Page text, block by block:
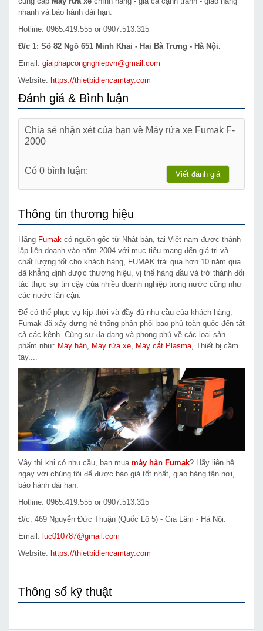
nhanh và bảo hành dài hạn.
Hotline: 0965.419.555 or 0907.513.315
Đ/c 1: Số 82 Ngõ 651 Minh Khai - Hai Bà Trưng - Hà Nội.
Email: giaiphapcongnghiepvn@gmail.com
Website: https://thietbidiencamtay.com
Đánh giá & Bình luận
Chia sẻ nhận xét của bạn về Máy rửa xe Fumak F-
2000
Có 0 bình luận: Viết đánh giá
Thông tin thương hiệu
Hãng Fumak có nguồn gốc từ Nhật bản, tại Việt nam được thành
lập liên doanh vào năm 2004 với mục tiêu mang đến giá trị và
chất lượng tốt cho khách hàng, FUMAK trải qua hơn 10 năm qua
đã khẳng định được thương hiệu, vị thế hàng đầu và trở thành đối
tác thực sự tin cậy của nhiều doanh nghiệp trong nước cũng như
các nước lân cận.
Để có thể phục vụ kịp thời và đầy đủ nhu cầu của khách hàng,
Fumak đã xây dựng hệ thống phân phối bao phủ toàn quốc đến tất
cả các kênh. Cùng sự đa dạng và phong phú về các loại sản
phẩm như: Máy hàn, Máy rửa xe, Máy cắt Plasma, Thiết bị cầm
tay....
Vậy thì khi có nhu cầu, bạn mua máy hàn Fumak? Hãy liên hệ
ngay với chúng tôi để được báo giá tốt nhất, giao hàng tận nơi,
bảo hành dài hạn.
Hotline: 0965.419.555 or 0907.513.315
Đ/c: 469 Nguyễn Đức Thuận (Quốc Lộ 5) - Gia Lâm - Hà Nội.
Email: luc010787@gmail.com
Website: https://thietbidiencamtay.com
Thông số kỹ thuật